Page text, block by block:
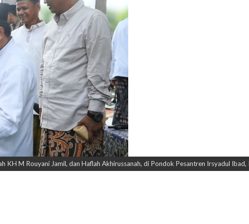
KH M Rouyani Jamil, dan Haflah Akhirussanah, di Pondok Pesantren Irsyadul